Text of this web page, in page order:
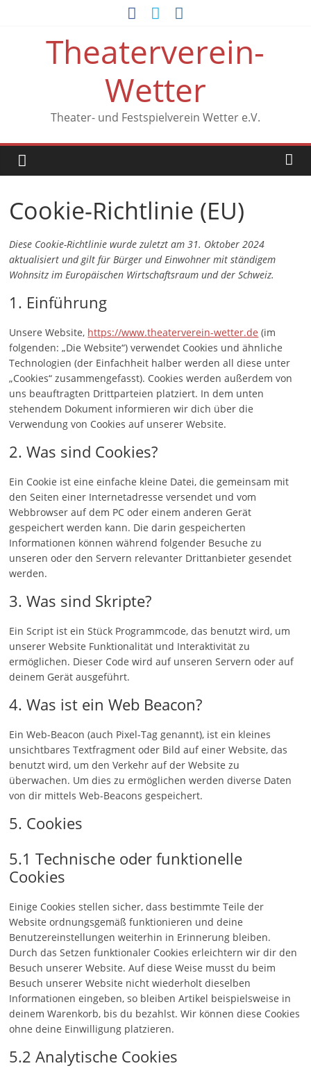
Theaterverein-
Wetter
Theater- und Festspielverein Wetter e.V.
Cookie-Richtlinie (EU)
Diese Cookie-Richtlinie wurde zuletzt am 31. Oktober 2024
aktualisiert und gilt für Bürger und Einwohner mit ständigem
Wohnsitz im Europäischen Wirtschaftsraum und der Schweiz.
1. Einführung
Unsere Website, https://www.theaterverein-wetter.de (im
folgenden: „Die Website“) verwendet Cookies und ähnliche
Technologien (der Einfachheit halber werden all diese unter
„Cookies“ zusammengefasst). Cookies werden außerdem von
uns beauftragten Drittparteien platziert. In dem unten
stehendem Dokument informieren wir dich über die
Verwendung von Cookies auf unserer Website.
2. Was sind Cookies?
Ein Cookie ist eine einfache kleine Datei, die gemeinsam mit
den Seiten einer Internetadresse versendet und vom
Webbrowser auf dem PC oder einem anderen Gerät
gespeichert werden kann. Die darin gespeicherten
Informationen können während folgender Besuche zu
unseren oder den Servern relevanter Drittanbieter gesendet
werden.
3. Was sind Skripte?
Ein Script ist ein Stück Programmcode, das benutzt wird, um
unserer Website Funktionalität und Interaktivität zu
ermöglichen. Dieser Code wird auf unseren Servern oder auf
deinem Gerät ausgeführt.
4. Was ist ein Web Beacon?
Ein Web-Beacon (auch Pixel-Tag genannt), ist ein kleines
unsichtbares Textfragment oder Bild auf einer Website, das
benutzt wird, um den Verkehr auf der Website zu
überwachen. Um dies zu ermöglichen werden diverse Daten
von dir mittels Web-Beacons gespeichert.
5. Cookies
5.1 Technische oder funktionelle
Cookies
Einige Cookies stellen sicher, dass bestimmte Teile der
Website ordnungsgemäß funktionieren und deine
Benutzereinstellungen weiterhin in Erinnerung bleiben.
Durch das Setzen funktionaler Cookies erleichtern wir dir den
Besuch unserer Website. Auf diese Weise musst du beim
Besuch unserer Website nicht wiederholt dieselben
Informationen eingeben, so bleiben Artikel beispielsweise in
deinem Warenkorb, bis du bezahlst. Wir können diese Cookies
ohne deine Einwilligung platzieren.
5.2 Analytische Cookies